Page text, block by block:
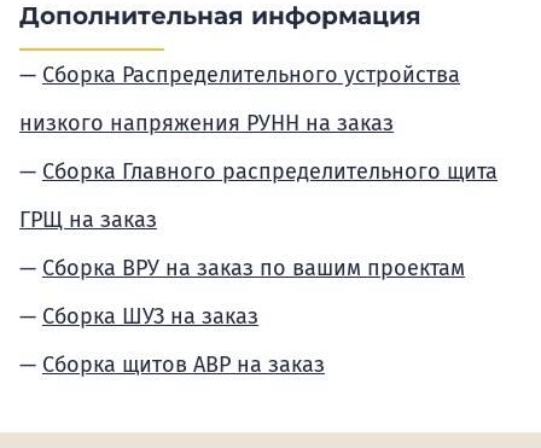
Дополнительная информация
Сборка Распределительного устройства
низкого напряжения РУНН на заказ
Сборка Главного распределительного щита
ГРЩ на заказ
Сборка ВРУ на заказ по вашим проектам
Сборка ШУЗ на заказ
Сборка щитов АВР на заказ